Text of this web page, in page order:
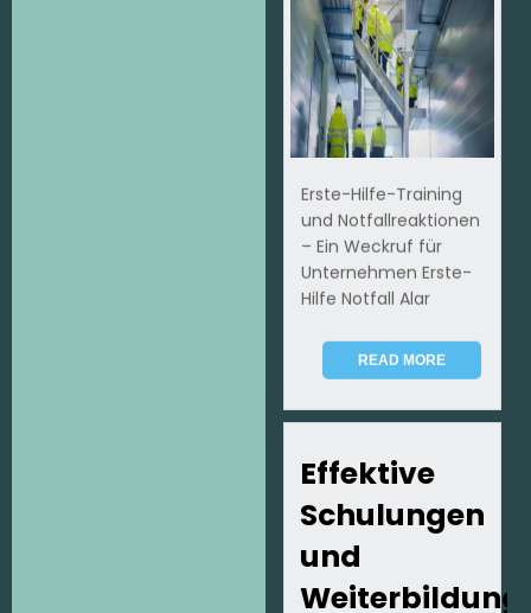
Erste-Hilfe-Training
und Notfallreaktionen
– Ein Weckruf für
Unternehmen Erste-
Hilfe Notfall Alar
READ MORE
Effektive
Schulungen
und